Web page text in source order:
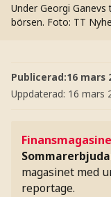
Under Georgi
börsen. Foto: TT
Publicerad:16 mars
Uppdaterad: 16 mars
magasinet med
reportage.